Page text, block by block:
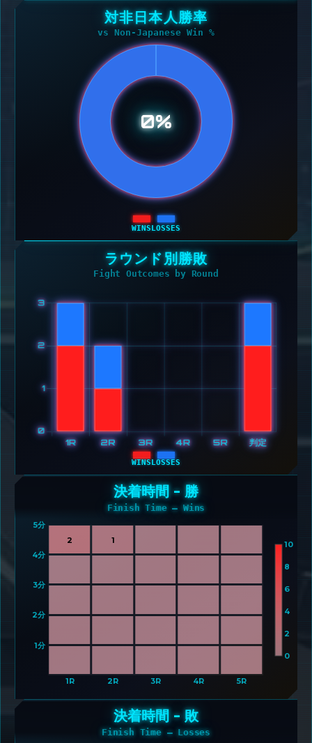
対非日本人勝率
vs Non-Japanese Win %
0%
WINSLOSSES
ラウンド別勝敗
Fight Outcomes by Round
WINSLOSSES
決着時間 - 勝
Finish Time – Wins
2 1
1R 2R 3R 4R 5R
1分
2分
3分
4分
5分
0
2
4
6
8
10
決着時間 - 敗
Finish Time – Losses